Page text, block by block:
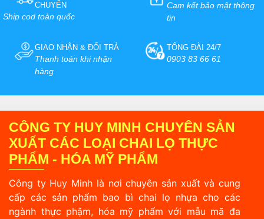
CHUYỂN
Ship cod toàn quốc
Cam kết bảo mật thông
tin
GIAO NHẬN & ĐỔI TRẢ
Thanh toán khi nhận
hàng
TỔNG ĐÀI 24/7
0903 83 66 61
CÔNG TY HUY MINH CHUYÊN SẢN
XUẤT CÁC LOẠI CHAI LỌ THỰC
PHẨM - HÓA MỸ PHẨM
Công ty Huy Minh là nơi chuyên sản xuất và cung
cấp các sản phẩm bao bì chai lọ nhựa cho các
ngành thực phậm, hóa mỹ phẩm với mẫu mã đa